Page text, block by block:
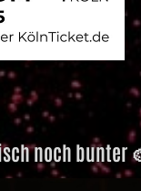
noch bunter